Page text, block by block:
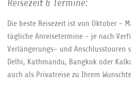
Reisezeit & Termine:
Die beste Reisezeit ist von Oktober -
tägliche Anreisetermine - je nach
Verlängerungs- und Anschlusstouren
Delhi, Kathmandu, Bangkok oder
auch als Privatreise zu Ihrem